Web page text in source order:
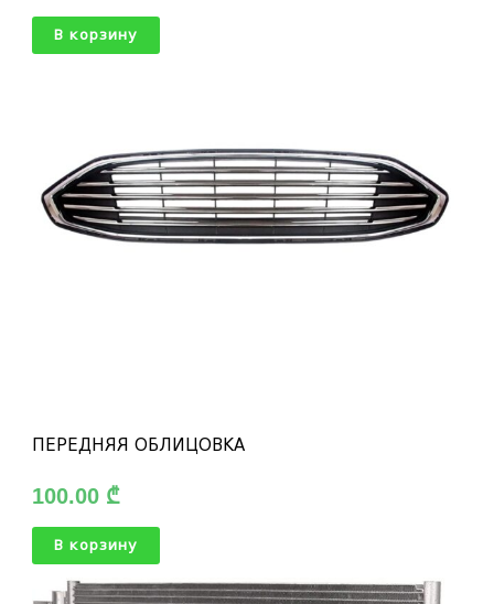
В корзину
ПЕРЕДНЯЯ ОБЛИЦОВКА
100.00 ₾
В корзину